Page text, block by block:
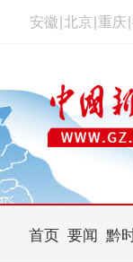
安徽 北京 重庆
首页 要闻 黔